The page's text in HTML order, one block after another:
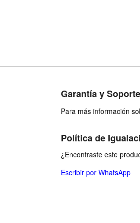
Garantía y Soporte
Para más información
Política de
¿Encontraste este
Escribir por WhatsApp